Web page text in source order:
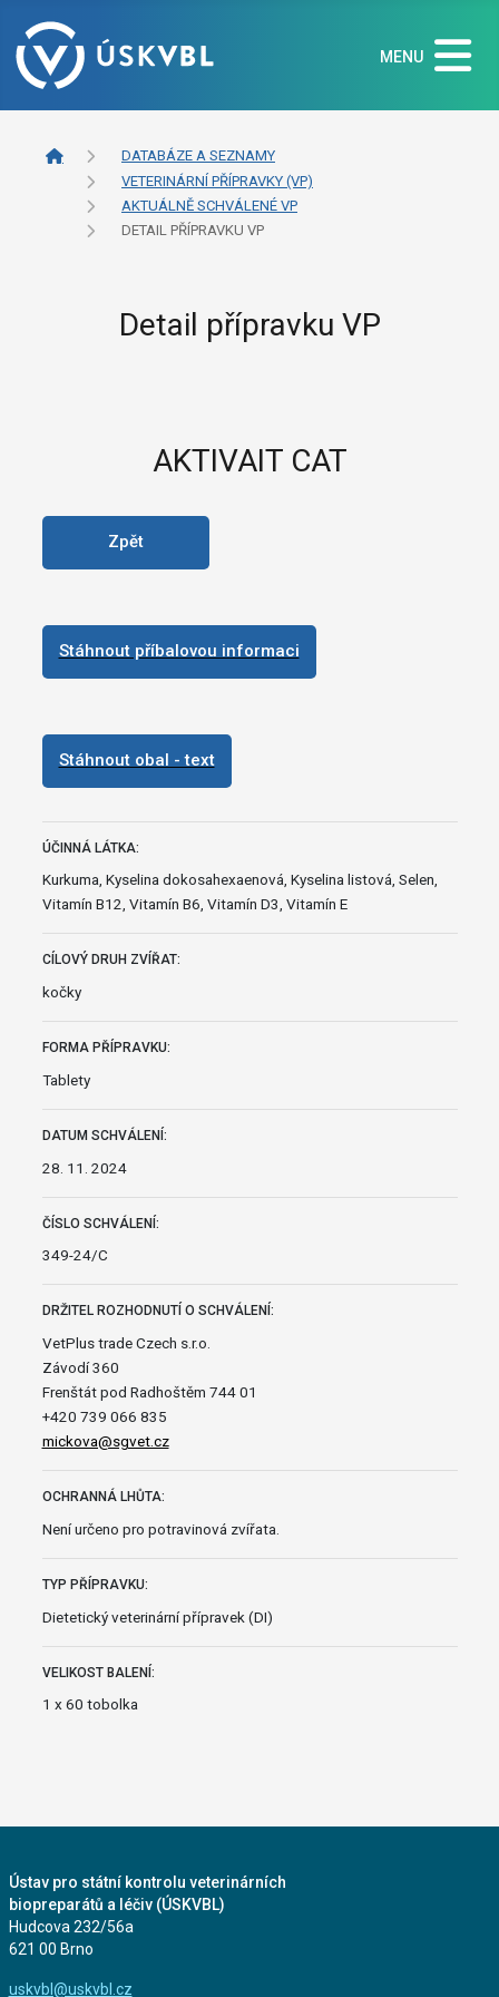
MENU
DATABÁZE A SEZNAMY
VETERINÁRNÍ PŘÍPRAVKY (VP)
AKTUÁLNĚ SCHVÁLENÉ VP
DETAIL PŘÍPRAVKU VP
Detail přípravku VP
AKTIVAIT CAT
Zpět
Stáhnout příbalovou informaci
Stáhnout obal - text
ÚČINNÁ LÁTKA:
Kurkuma, Kyselina dokosahexaenová, Kyselina listová, Selen,
Vitamín B12, Vitamín B6, Vitamín D3, Vitamín E
CÍLOVÝ DRUH ZVÍŘAT:
kočky
FORMA PŘÍPRAVKU:
Tablety
DATUM SCHVÁLENÍ:
28. 11. 2024
ČÍSLO SCHVÁLENÍ:
349-24/C
DRŽITEL ROZHODNUTÍ O SCHVÁLENÍ:
VetPlus trade Czech s.r.o.
Závodí 360
Frenštát pod Radhoštěm 744 01
+420 739 066 835
mickova@sgvet.cz
OCHRANNÁ LHŮTA:
Není určeno pro potravinová zvířata.
TYP PŘÍPRAVKU:
Dietetický veterinární přípravek (DI)
VELIKOST BALENÍ:
1 x 60 tobolka
Ústav pro státní kontrolu veterinárních
biopreparátů a léčiv (ÚSKVBL)
Hudcova 232/56a
621 00 Brno
uskvbl@uskvbl.cz